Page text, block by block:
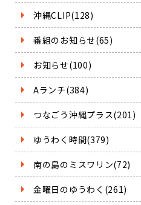
沖縄CLIP(128)
番組のお知らせ(65)
お知らせ(100)
Aランチ(384)
つなごう沖縄プラス(201)
ゆうわく時間(379)
南の島のミスワリン(72)
金曜日のゆうわく(261)